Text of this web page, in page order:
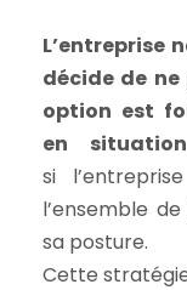
L’entreprise
décide de
option est
en
si
l’ensemble
sa posture.
Cette